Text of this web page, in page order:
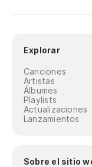
Explorar
Canciones
Artistas
Álbumes
Playlists
Actualizaciones
Lanzamientos
Sobre el sitio